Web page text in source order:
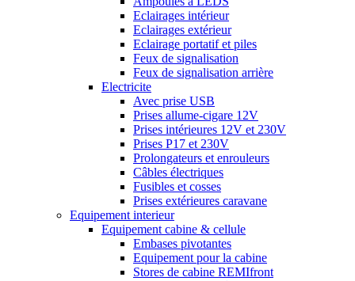
Eclairages intérieur
Eclairages extérieur
Eclairage portatif et piles
Feux de signalisation
Feux de signalisation arrière
Electricite
Avec prise USB
Prises allume-cigare 12V
Prises intérieures 12V et 230V
Prises P17 et 230V
Prolongateurs et enrouleurs
Câbles électriques
Fusibles et cosses
Prises extérieures caravane
Equipement interieur
Equipement cabine & cellule
Embases pivotantes
Equipement pour la cabine
Stores de cabine REMIfront